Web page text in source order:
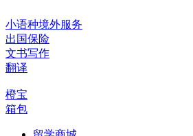
小语种境外服务
出国保险
文书写作
翻译
橙宝
箱包